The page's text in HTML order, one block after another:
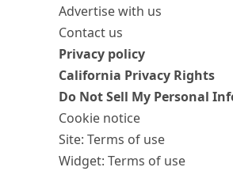
Advertise with us
Contact us
Privacy policy
California Privacy Rights
Do Not Sell My Personal
Cookie notice
Site: Terms of use
Widget: Terms of use